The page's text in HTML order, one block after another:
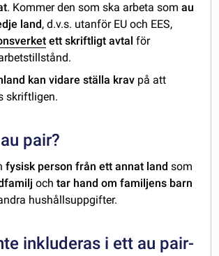
. Kommer den som ska arbeta som au
land, d.v.s. utanför EU och EES,
ett skriftligt avtal för
kan vidare ställa krav på att
skriftligen.
pair?
fysisk person från ett annat landsom
ochtar hand om familjens barn
hushållsuppgifter.
inkluderas i ett au pair-